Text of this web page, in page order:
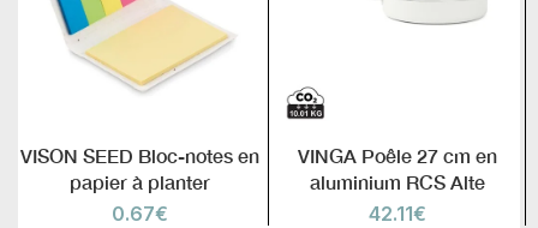
VISON SEED Bloc-notes en
papier à planter
0.67€
VINGA Poêle 27 cm en
aluminium RCS Alte
42.11€